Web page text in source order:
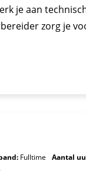
je aan
zorg je
Fulltime Aantal